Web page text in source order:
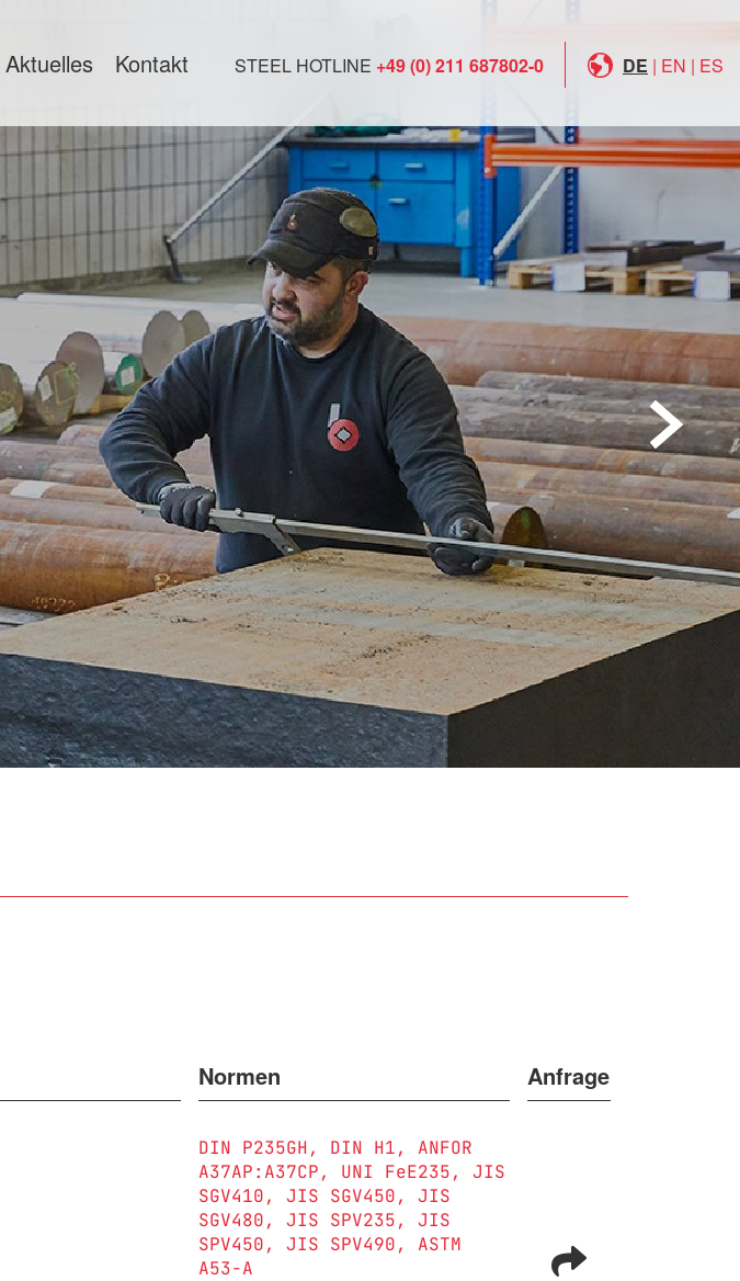
Aktuelles Kontakt STEEL HOTLINE +49 (0) 211 687802-0 DE | EN | ES
Normen Anfrage
DIN P235GH DIN H1
ANFOR
A37AP:A37CP
UNI FeE235
JIS
SGV410
JIS SGV450
JIS
SGV480
JIS SPV235
JIS
SPV450
JIS SPV490
ASTM
A53-A